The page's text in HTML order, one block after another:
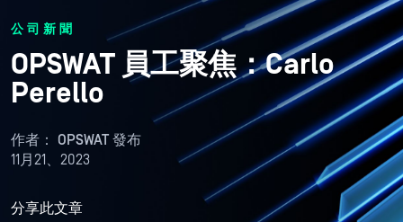
公司新聞
OPSWAT 員工聚焦：Carlo
Perello
作者： OPSWAT 發布
11月21、2023
分享此文章